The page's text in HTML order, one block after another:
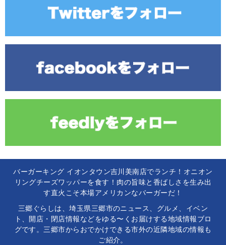
バーガーキング イオンタウン吉川美南店でランチ！オニオン
リングチーズワッパーを食す！肉の旨味と香ばしさを生み出
す直火こそ本場アメリカンなバーガーだ！
三郷ぐらしは、埼玉県三郷市のニュース、グルメ、イベン
ト、開店・閉店情報などをゆる〜くお届けする地域情報ブロ
グです。三郷市からおでかけできる市外の近隣地域の情報も
ご紹介。